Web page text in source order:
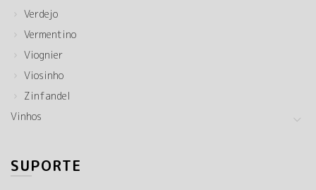
Verdejo
Vermentino
Viognier
Viosinho
Zinfandel
Vinhos
SUPORTE